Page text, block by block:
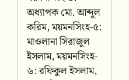
অধ্যাপক মো. আব্দুল
করিম, ময়মনসিংহ-৫:
মাওলানা সিরাজুল
ইসলাম, ময়মনসিংহ-
৬: রফিকুল ইসলাম,